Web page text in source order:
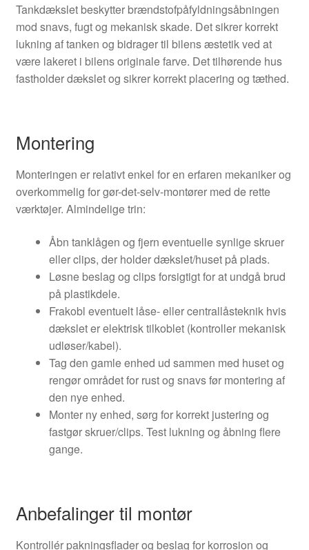
Tankdækslet beskytter brændstofpåfyldningsåbningen
mod snavs, fugt og mekanisk skade. Det sikrer korrekt
lukning af tanken og bidrager til bilens æstetik ved at
være lakeret i bilens originale farve. Det tilhørende hus
fastholder dækslet og sikrer korrekt placering og tæthed.
Montering
Monteringen er relativt enkel for en erfaren mekaniker og
overkommelig for gør-det-selv-montører med de rette
værktøjer. Almindelige trin:
Åbn tanklågen og fjern eventuelle synlige skruer
eller clips, der holder dækslet/huset på plads.
Løsne beslag og clips forsigtigt for at undgå brud
på plastikdele.
Frakobl eventuelt låse- eller centrallåsteknik hvis
dækslet er elektrisk tilkoblet (kontroller mekanisk
udløser/kabel).
Tag den gamle enhed ud sammen med huset og
rengør området for rust og snavs før montering af
den nye enhed.
Monter ny enhed, sørg for korrekt justering og
fastgør skruer/clips. Test lukning og åbning flere
gange.
Anbefalinger til montør
Kontrollér pakningsflader og beslag for korrosion og